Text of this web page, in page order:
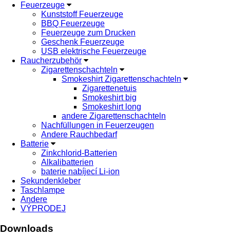
Feuerzeuge
Kunststoff Feuerzeuge
BBQ Feuerzeuge
Feuerzeuge zum Drucken
Geschenk Feuerzeuge
USB elektrische Feuerzeuge
Raucherzubehör
Zigarettenschachteln
Smokeshirt Zigarettenschachteln
Zigarettenetuis
Smokeshirt big
Smokeshirt long
andere Zigarettenschachteln
Nachfüllungen in Feuerzeugen
Andere Rauchbedarf
Batterie
Zinkchlorid-Batterien
Alkalibatterien
baterie nabíjecí Li-ion
Sekundenkleber
Taschlampe
Andere
VÝPRODEJ
Downloads